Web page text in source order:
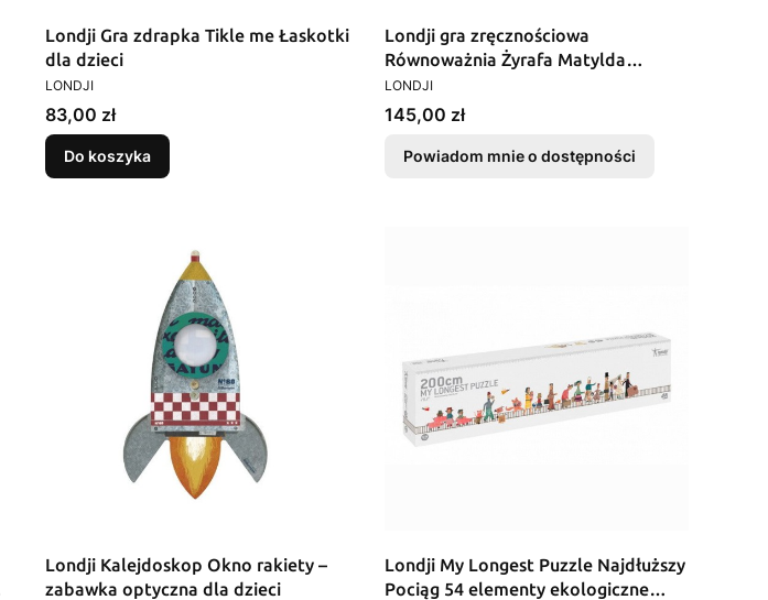
Londji Gra zdrapka Tikle me Łaskotki
dla dzieci
PRODUCENT
LONDJI
Cena
83,00 zł
Do koszyka
Londji gra zręcznościowa
Równoważnia Żyrafa Matylda
drewniana ekologiczna dla dzieci od
3 lat
PRODUCENT
LONDJI
Cena
145,00 zł
Powiadom mnie o dostępności
Londji Kalejdoskop Okno rakiety –
zabawka optyczna dla dzieci
Londji My Longest Puzzle Najdłuższy
Pociąg 54 elementy ekologiczne